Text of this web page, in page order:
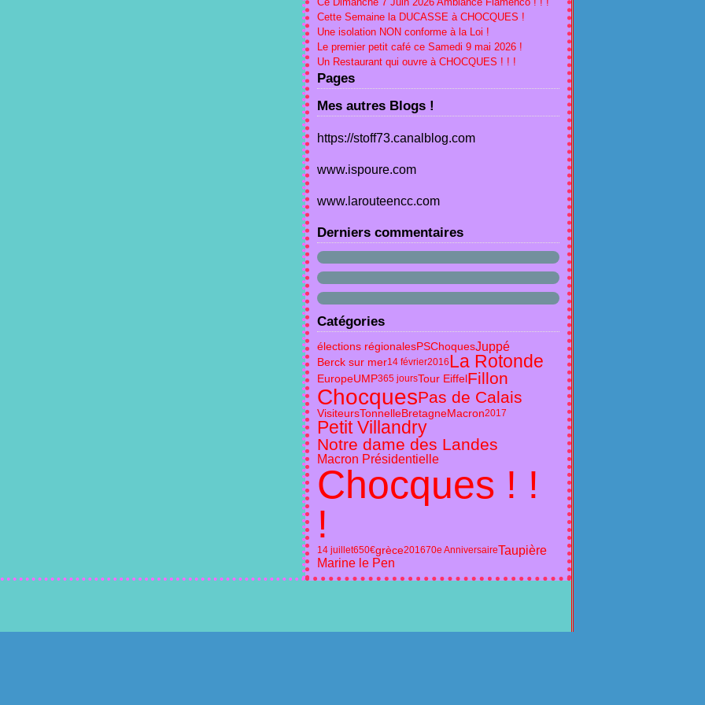
Cette Semaine la DUCASSE à CHOCQUES !
Une isolation NON conforme à la Loi !
Le premier petit café ce Samedi 9 mai 2026 !
Un Restaurant qui ouvre à CHOCQUES ! ! !
Pages
Mes autres Blogs !
https://stoff73.canalblog.com
www.ispoure.com
www.larouteencc.com
Derniers commentaires
Catégories
élections régionalesPSChoquesJuppé
Berck sur mer14 février2016La Rotonde
EuropeUMP365 joursTour EiffelFillon
ChocquesPas de Calais
VisiteursTonnelleBretagneMacron2017
Petit Villandry
Notre dame des Landes
Macron Présidentielle
Chocques ! !
!
14 juillet650€grèce201670e AnniversaireTaupière
Marine le Pen